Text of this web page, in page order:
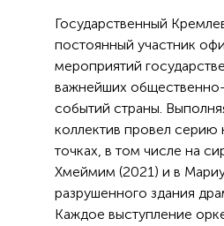
Государственный
постоянный участник
мероприятий
важнейших
событий страны.
коллектив провел серию
точках, в том числе на
Хмеймим (2021) и в
разрушенного здания
Каждое выступление